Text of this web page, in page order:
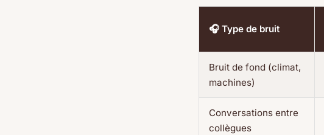
🎧 Type de bruit
Bruit de fond (climat,
machines)
Conversations entre
collègues